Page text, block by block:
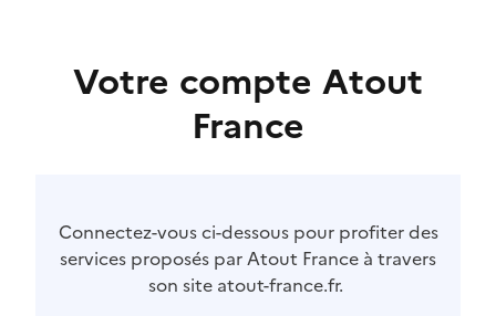
Votre compte Atout
France
Connectez-vous ci-dessous pour profiter des
services proposés par Atout France à travers
son site atout-france.fr.